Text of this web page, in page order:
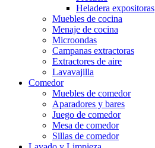
Heladera expositoras
Muebles de cocina
Menaje de cocina
Microondas
Campanas extractoras
Extractores de aire
Lavavajilla
Comedor
Muebles de comedor
Aparadores y bares
Juego de comedor
Mesa de comedor
Sillas de comedor